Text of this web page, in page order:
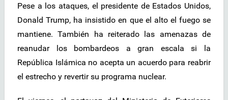
Pese a los ataques, el presidente de Estados Unidos,
Donald Trump, ha insistido en que el alto el fuego se
mantiene. También ha reiterado las amenazas de
reanudar los bombardeos a gran escala si la
República Islámica no acepta un acuerdo para reabrir
el estrecho y revertir su programa nuclear.